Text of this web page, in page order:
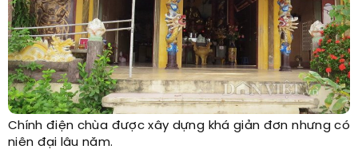
Chính điện chùa được xây dựng khá giản đơn nhưng có
niên đại lâu năm.